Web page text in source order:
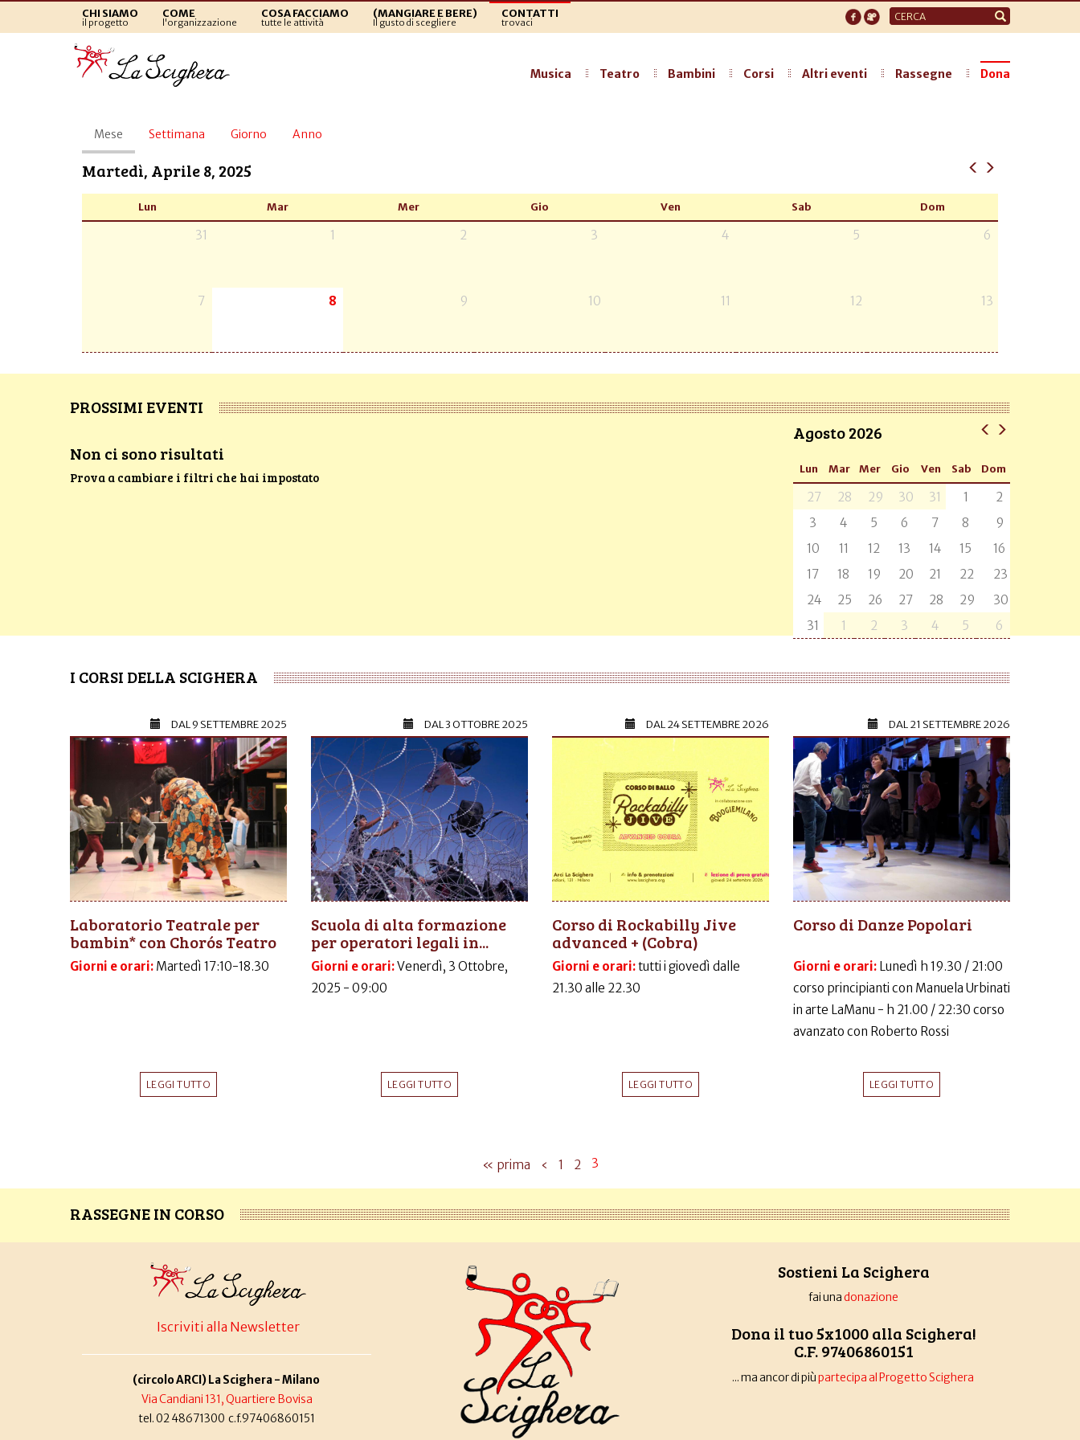
CHI SIAMO
il progetto
COME
l'organizzazione
COSA FACCIAMO
tutte le attività
(MANGIARE E BERE)
Il gusto di scegliere
CONTATTI
trovaci
Form
di
Musica Teatro Bambini Corsi Altri eventi Rassegne Dona
Schede
primarie
Mese (scheda
attiva)
Settimana Giorno Anno
Martedì, Aprile 8, 2025
Lun Mar Mer Gio Ven Sab Dom
31 1 2 3 4 5 6
7 8 9 10 11 12 13
PROSSIMI EVENTI
Non ci sono risultati
Prova a cambiare i filtri che hai impostato
Agosto 2026
Lun Mar Mer Gio Ven Sab Dom
27 28 29 30 31 1
2
3
4 5 6 7 8
9
10
11 12 13 14 15
16
17
18 19 20 21 22
23
24
25 26 27 28 29
30
31
1 2 3 4 5 6
I CORSI DELLA SCIGHERA
DAL9 SETTEMBRE 2025
Laboratorio Teatrale per
bambin* con Chorós Teatro
Giorni e orari: Martedì 17:10-18.30
LEGGI TUTTO
DAL3 OTTOBRE 2025
Scuola di alta formazione
per operatori legali in...
Giorni e orari:Venerdì, 3 Ottobre,
2025 - 09:00
LEGGI TUTTO
DAL24 SETTEMBRE 2026
Corso di Rockabilly Jive
advanced + (Cobra)
Giorni e orari:tutti i giovedì dalle
21.30 alle 22.30
LEGGI TUTTO
DAL21 SETTEMBRE 2026
Corso di Danze Popolari
Giorni e orari: Lunedì h 19.30 / 21:00
corso principianti con Manuela Urbinati
in arte LaManu - h 21.00 / 22:30 corso
avanzato con Roberto Rossi
LEGGI TUTTO
« prima ‹ 1 2 3
RASSEGNE IN CORSO
Iscriviti alla Newsletter
(circolo ARCI) La Scighera - Milano
Via Candiani 131, Quartiere Bovisa
tel. 02 48671300 c.f.97406860151
Sostieni La Scighera
fai unadonazione
Dona il tuo 5x1000 alla Scighera!
C.F. 97406860151
... ma ancor di piùpartecipa al Progetto Scighera